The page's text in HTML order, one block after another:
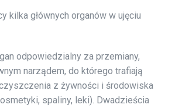
kilka głównych organów w ujęciu
odpowiedzialny za przemiany,
narządem, do którego trafiają
z żywności i środowiska
spaliny, leki). Dwadzieścia